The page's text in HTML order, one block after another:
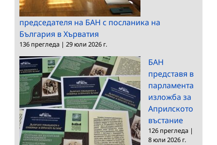
председателя на БАН с посланика на
България в Хърватия
136 прегледа | 29 юли 2026 г.
БАН
представя в
парламента
изложба за
Априлското
въстание
126 прегледа |
8 юли 2026 г.